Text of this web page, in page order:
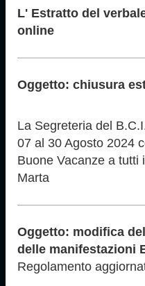
L' Estratto del
online
Oggetto: chiusura
La Segreteria del
07 al 30 Agosto 2024
Buone Vacanze a tutti
Marta
Oggetto: modifica
delle manifestazioni
Regolamento